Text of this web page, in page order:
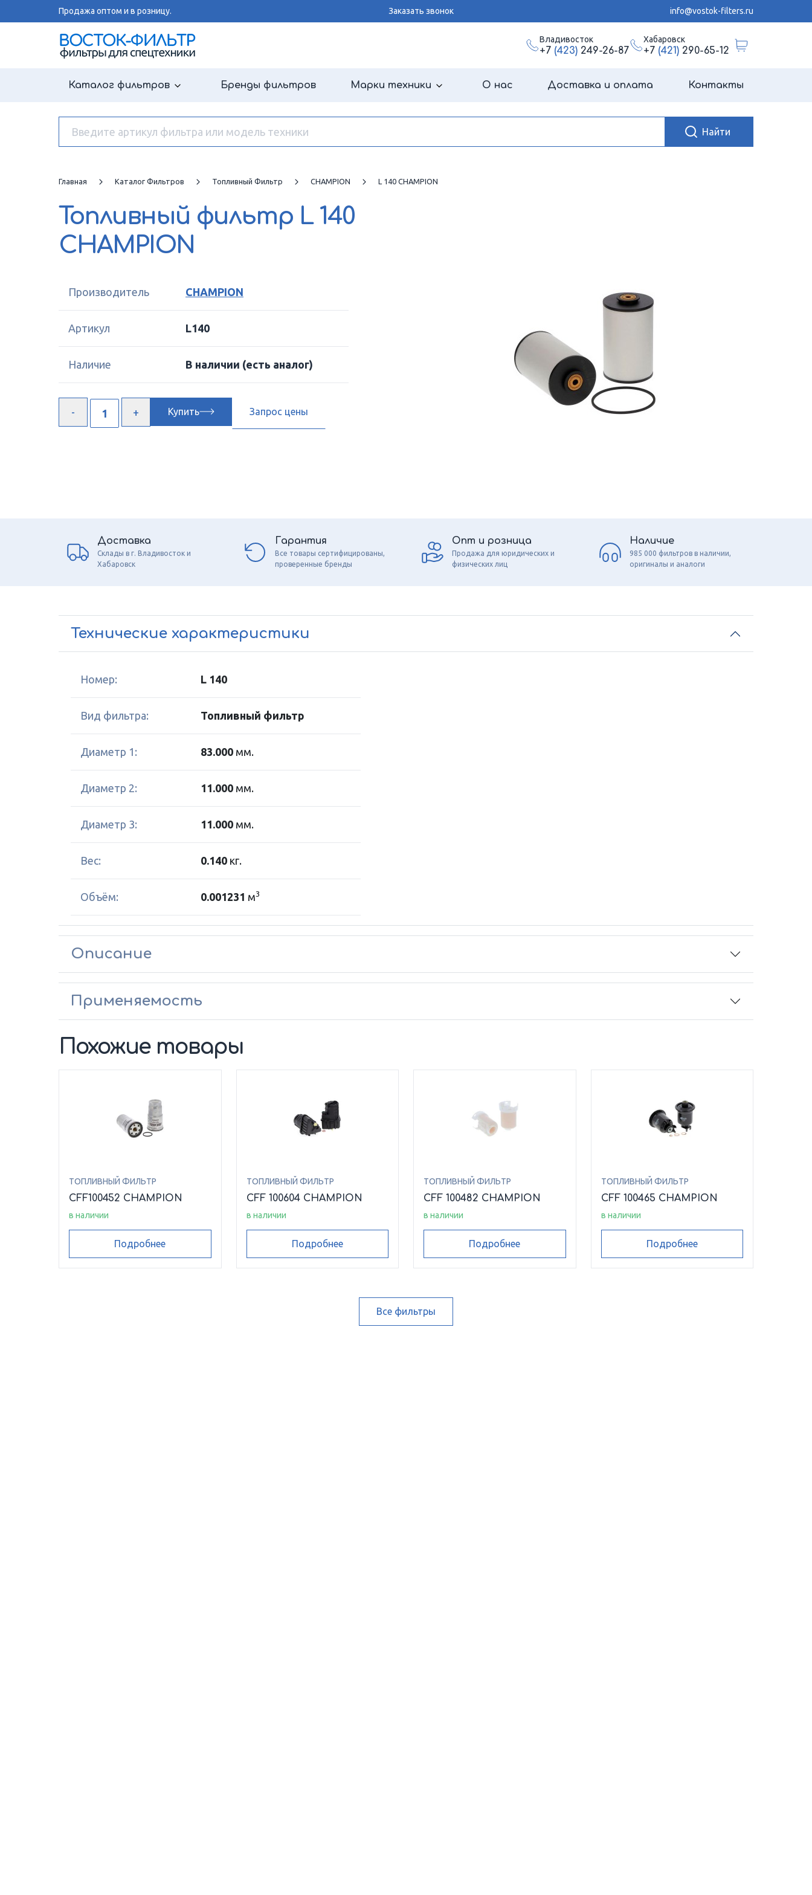
Продажа оптом и в розницу. Заказать звонок info@vostok-filters.ru
Владивосток
+7 (423)249-26-87
Хабаровск
+7 (421)290-65-12
Каталог фильтров Бренды фильтров Марки техники О нас Доставка и оплата Контакты
Главная Каталог Фильтров Топливный Фильтр CHAMPION L 140 CHAMPION
Топливный фильтр L 140
CHAMPION
Производитель CHAMPION
Артикул L140
Наличие В наличии (есть аналог)
Купить Запрос цены
Доставка
Склады в г. Владивосток и
Хабаровск
Гарантия
Все товары сертифицированы,
проверенные бренды
Опт и розница
Продажа для юридических и
физических лиц
Наличие
985 000 фильтров в наличии,
оригиналы и аналоги
Технические характеристики
Номер: L 140
Вид фильтра: Топливный фильтр
Диаметр 1: 83.000 мм.
Диаметр 2: 11.000 мм.
Диаметр 3: 11.000 мм.
Вес: 0.140 кг.
Объём: 0.001231 м3
Описание
Применяемость
Похожие товары
ТОПЛИВНЫЙ ФИЛЬТР
CFF100452 CHAMPION
в наличии
Подробнее
ТОПЛИВНЫЙ ФИЛЬТР
CFF 100604 CHAMPION
в наличии
Подробнее
ТОПЛИВНЫЙ ФИЛЬТР
CFF 100482 CHAMPION
в наличии
Подробнее
ТОПЛИВНЫЙ ФИЛЬТР
CFF 100465 CHAMPION
в наличии
Подробнее
Все фильтры